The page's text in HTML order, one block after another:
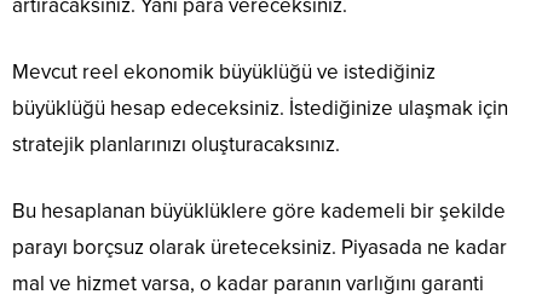
artıracaksınız. Yani para vereceksiniz.
Mevcut reel ekonomik büyüklüğü ve istediğiniz
büyüklüğü hesap edeceksiniz. İstediğinize ulaşmak için
stratejik planlarınızı oluşturacaksınız.
Bu hesaplanan büyüklüklere göre kademeli bir şekilde
parayı borçsuz olarak üreteceksiniz. Piyasada ne kadar
mal ve hizmet varsa, o kadar paranın varlığını garanti